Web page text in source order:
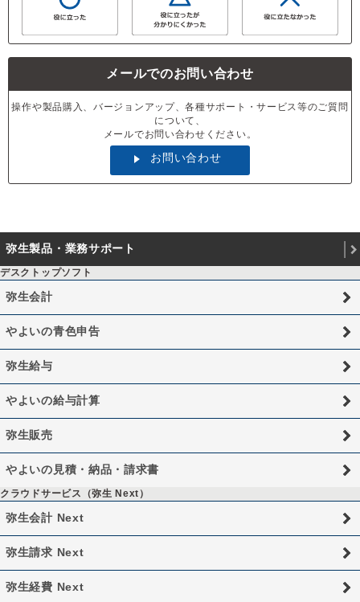
メールでのお問い合わせ
操作や製品購入、バージョンアップ、各種サポート・サービス等のご質問
について、
メールでお問い合わせください。
お問い合わせ
弥生製品・業務サポート
デスクトップソフト
弥生会計
やよいの青色申告
弥生給与
やよいの給与計算
弥生販売
やよいの見積・納品・請求書
クラウドサービス（弥生 Next）
弥生会計 Next
弥生請求 Next
弥生経費 Next